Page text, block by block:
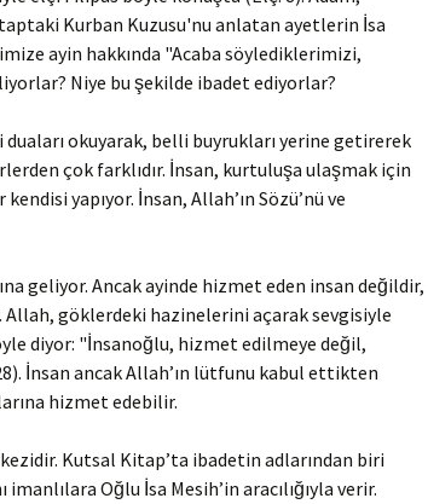
Kurban Kuzusu'nu anlatan ayetlerin İsa
ayin hakkında "Acaba söylediklerimizi,
Niye bu şekilde ibadet ediyorlar?
okuyarak, belli buyrukları yerine getirerek
çok farklıdır. İnsan, kurtuluşa ulaşmak için
yapıyor. İnsan, Allah’ın Sözü’nü ve
geliyor. Ancak ayinde hizmet eden insan değildir,
Allah, göklerdeki hazinelerini açarak sevgisiyle
diyor: "İnsanoğlu, hizmet edilmeye değil,
İnsan ancak Allah’ın lütfunu kabul ettikten
hizmet edebilir.
Kutsal Kitap’ta ibadetin adlarından biri
Oğlu İsa Mesih’in aracılığıyla verir.